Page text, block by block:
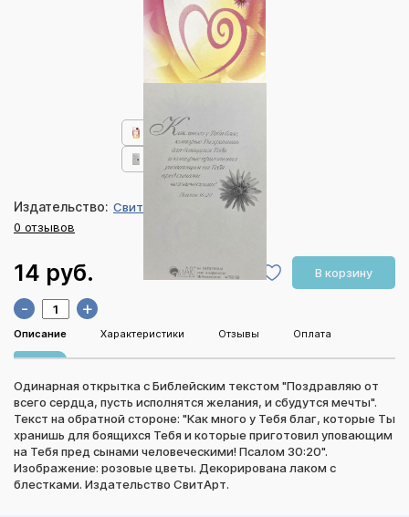
Издательство: СвитАрт
0 отзывов
14 руб. В корзину
- +
Описание Характеристики Отзывы Оплата
Одинарная открытка с Библейским текстом "Поздравляю от
всего сердца, пусть исполнятся желания, и сбудутся мечты".
Текст на обратной стороне: "Как много у Тебя благ, которые Ты
хранишь для боящихся Тебя и которые приготовил уповающим
на Тебя пред сынами человеческими! Псалом 30:20".
Изображение: розовые цветы. Декорирована лаком с
блестками. Издательство СвитАрт.